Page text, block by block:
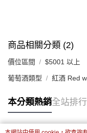
商品相關分類 (2)
價位區間 $5001 以上
葡萄酒類型 紅酒 Red
本分類熱銷全站排行